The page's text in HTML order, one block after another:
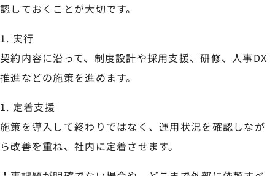
認しておくことが大切です。
実行
契約内容に沿って、制度設計や採用支援、研修、人事DX
推進などの施策を進めます。
定着支援
施策を導入して終わりではなく、運用状況を確認しなが
ら改善を重ね、社内に定着させます。